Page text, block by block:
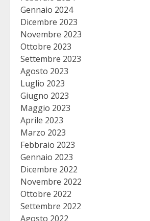
Gennaio 2024
Dicembre 2023
Novembre 2023
Ottobre 2023
Settembre 2023
Agosto 2023
Luglio 2023
Giugno 2023
Maggio 2023
Aprile 2023
Marzo 2023
Febbraio 2023
Gennaio 2023
Dicembre 2022
Novembre 2022
Ottobre 2022
Settembre 2022
Agosto 2022